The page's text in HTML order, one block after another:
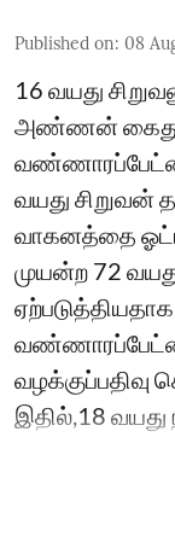
Published on: 08
16 வயது
அண்ணன்
வயது
வாகனத்தை
முயன்ற 72
ஏற்படுத்தியதாக
வழக்குப்பதிவு
இதில்,18 வயது